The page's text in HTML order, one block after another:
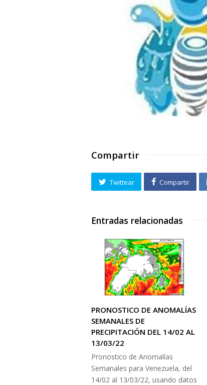
Compartir
Twittear Compartir
Entradas relacionadas
PRONOSTICO DE ANOMALÍAS
SEMANALES DE
PRECIPITACIÓN DEL 14/02 AL
13/03/22
Pronostico de Anomalías
Semanales para Venezuela, del
14/02 al 13/03/22, usando datos